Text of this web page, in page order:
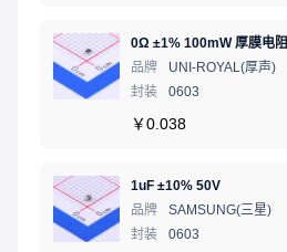
0Ω ±1% 100mW 厚膜电阻
品牌
UNI-ROYAL(厚声)
封装
0603
￥0.038
1uF ±10% 50V
品牌
SAMSUNG(三星)
封装
0603